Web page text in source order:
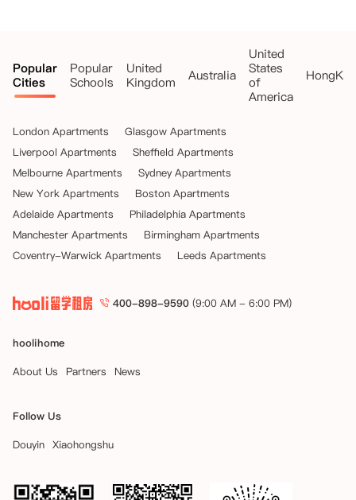
Popular
Cities
Popular
Schools
United
Kingdom
Australia
United
States
of
America
London Apartments
Glasgow Apartments
Liverpool Apartments
Sheffield Apartments
Melbourne Apartments
Sydney Apartments
New York Apartments
Boston Apartments
Adelaide Apartments
Philadelphia Apartments
Manchester Apartments
Birmingham Apartments
Coventry-Warwick Apartments
Leeds Apartments
400-898-9590 (9:00 AM - 6:00 PM)
hoolihome
About Us
Partners News
Follow Us
Douyin Xiaohongshu